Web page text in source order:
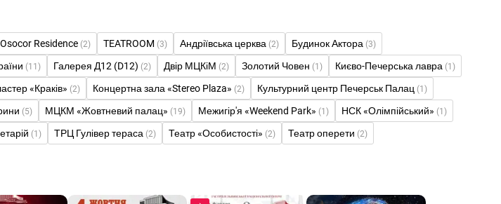
Osocor Residence (2) TEATROOM (3) Андріївська церква (2) Будинок Актора (3)
(11) Галерея Д12 (D12) (2) Двір МЦКіМ (2) Золотий Човен (1) Києво-Печерська лавра (1)
«Краків» (2) Концертна зала «Stereo Plaza» (2) Культурний центр Печерськ Палац (1)
(5) МЦКМ «Жовтневий палац» (19) Межигір'я «Weekend Park» (1) НСК «Олімпійський» (1)
(1) ТРЦ Гулівер тераса (2) Театр «Особистості» (2) Театр оперети (2)